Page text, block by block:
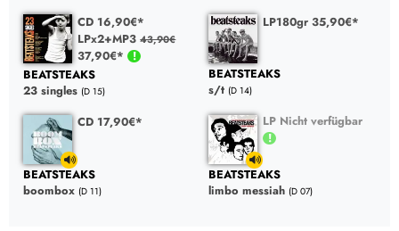
CD 16,90€*
LPx2+MP343,90€
37,90€*
BEATSTEAKS
23 singles (D 15)
LP180gr 35,90€*
BEATSTEAKS
s/t (D 14)
CD 17,90€*
BEATSTEAKS
boombox (D 11)
LP Nicht verfügbar
BEATSTEAKS
limbo messiah (D 07)